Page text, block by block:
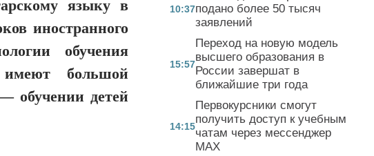
языку в
иностранного
обучения
большой
обучении детей
10:37подано более 50 тысяч
заявлений
15:57
Переход на новую модель
высшего образования в
России завершат в
ближайшие три года
14:15
Первокурсники смогут
получить доступ к учебным
чатам через мессенджер
MAX